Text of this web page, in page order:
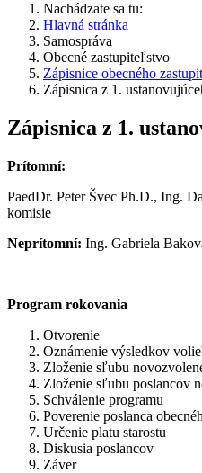
Nachádzate sa tu:
Hlavná stránka
Samospráva
Obecné zastupiteľstvo
Zápisnice obecného
Zápisnica z 1.
Zápisnica z 1.
Prítomní:
PaedDr. Peter Švec Ph.D., Ing.
komisie
Neprítomní: Ing. Gabriela
Program rokovania
Otvorenie
Oznámenie výsledkov
Zloženie sľubu
Zloženie sľubu poslancov
Schválenie programu
Poverenie poslanca
Určenie platu starostu
Diskusia poslancov
Záver